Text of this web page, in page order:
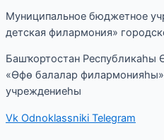
Муниципальное бюджетное
детская филармония»
Башҡортостан
«Өфө балалар
учреждениеһы
Vk Odnoklassniki Telegram